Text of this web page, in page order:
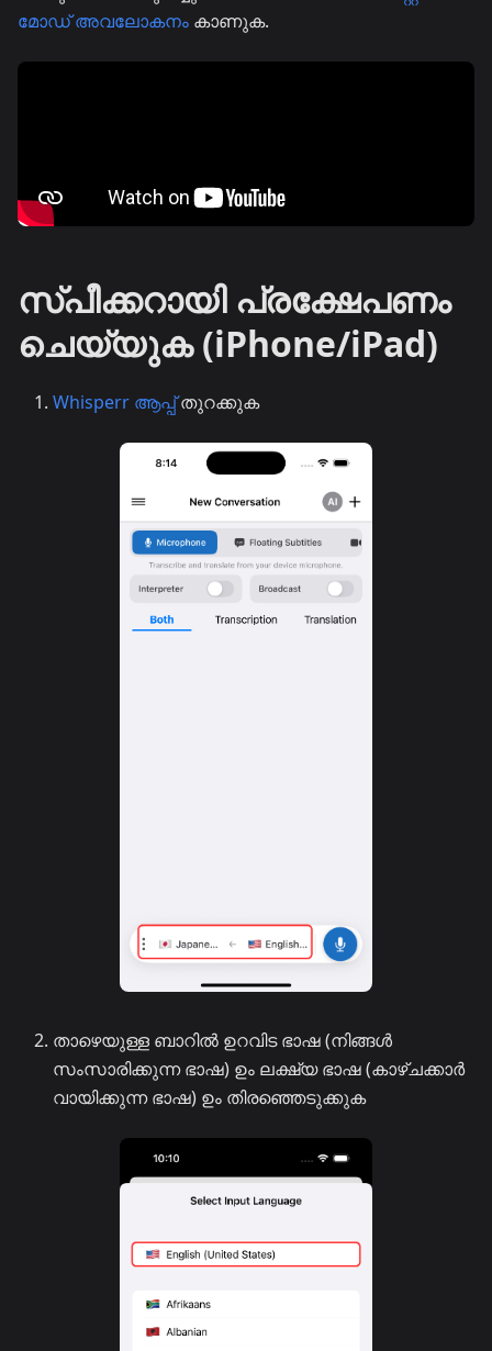
മോഡ് അവലോകനം കാണുക.
സ്പീക്കറായി പ്രക്ഷേപണം
ചെയ്യുക (iPhone/iPad)
Whisperr ആപ്പ്തുറക്കുക
താഴെയുള്ള ബാറിൽ ഉറവിട ഭാഷ (നിങ്ങൾ
സംസാരിക്കുന്ന ഭാഷ) ഉം ലക്ഷ്യ ഭാഷ (കാഴ്ചക്കാർ
വായിക്കുന്ന ഭാഷ) ഉം തിരഞ്ഞെടുക്കുക